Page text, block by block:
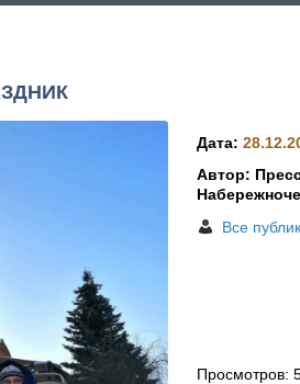
Дата:
Автор:
Все
Просмотров: